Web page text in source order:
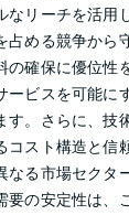
なリーチを活用
占める競争から
の確保に優位性
ービスを可能に
す。さらに、技
コスト構造と信
なる市場セクタ
要の安定性は、